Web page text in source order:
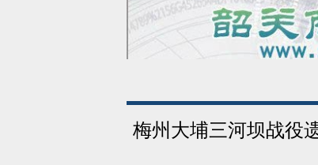
梅州大埔三河坝战役